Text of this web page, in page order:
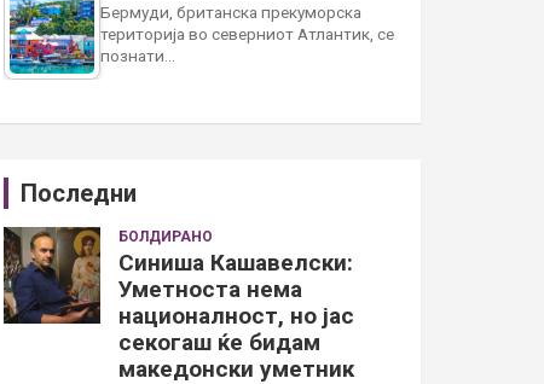
Бермуди, британска прекуморска
територија во северниот Атлантик, се
познати…
Последни
БОЛДИРАНО
Синиша Кашавелски:
Уметноста нема
националност, но јас
секогаш ќе бидам
македонски уметник